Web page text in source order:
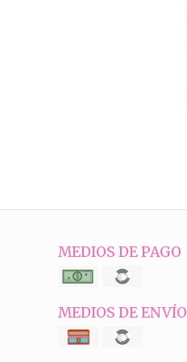
MEDIOS DE PAGO
MEDIOS DE ENVÍO